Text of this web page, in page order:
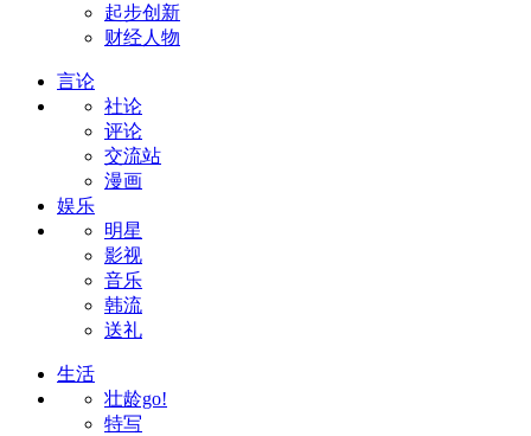
起步创新
财经人物
言论
社论
评论
交流站
漫画
娱乐
明星
影视
音乐
韩流
送礼
生活
壮龄go!
特写